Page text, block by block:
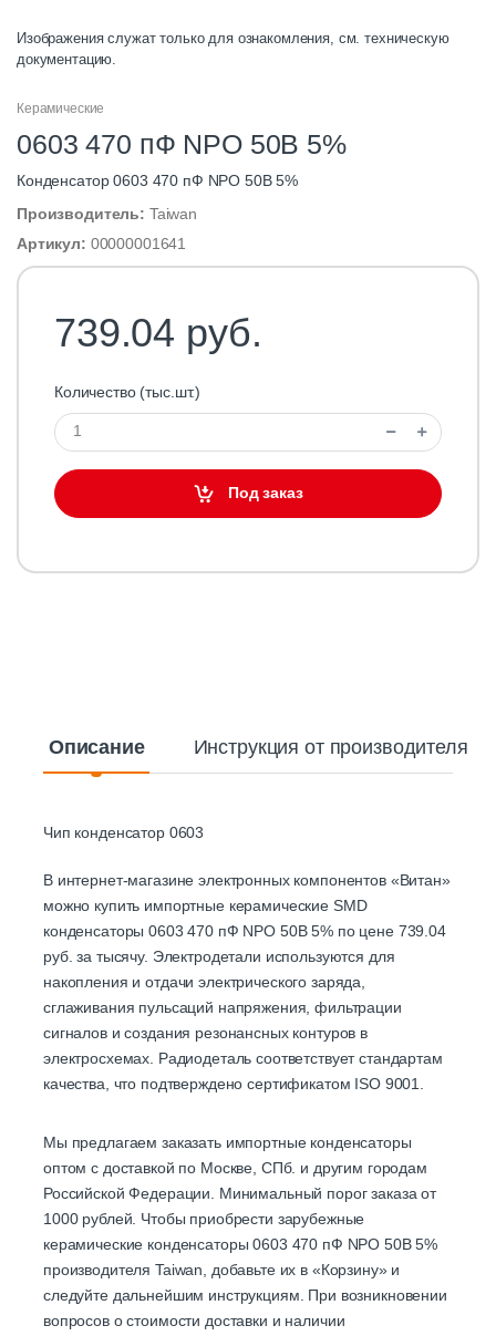
Изображения служат только для ознакомления, см. техническую
документацию.
Керамические
0603 470 пФ NPO 50В 5%
Конденсатор 0603 470 пФ NPO 50B 5%
Производитель: Taiwan
Артикул: 00000001641
739.04 руб.
Количество (тыс.шт.)
Под заказ
Описание Инструкция от производителя
Чип конденсатор 0603
В интернет-магазине электронных компонентов «Витан»
можно купить импортные керамические SMD
конденсаторы 0603 470 пФ NPO 50В 5% по цене 739.04
руб. за тысячу. Электродетали используются для
накопления и отдачи электрического заряда,
сглаживания пульсаций напряжения, фильтрации
сигналов и создания резонансных контуров в
электросхемах. Радиодеталь соответствует стандартам
качества, что подтверждено сертификатом ISO 9001.
Мы предлагаем заказать импортные конденсаторы
оптом с доставкой по Москве, СПб. и другим городам
Российской Федерации. Минимальный порог заказа от
1000 рублей. Чтобы приобрести зарубежные
керамические конденсаторы 0603 470 пФ NPO 50В 5%
производителя Taiwan, добавьте их в «Корзину» и
следуйте дальнейшим инструкциям. При возникновении
вопросов о стоимости доставки и наличии